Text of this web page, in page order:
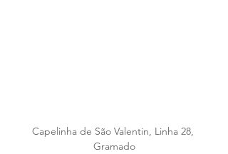
Capelinha de São Valentin, Linha 28,
Gramado